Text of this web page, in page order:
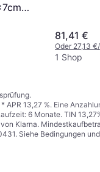
81,41 €
Oder 27,13
1 Shop
APR 13,27 %. Eine
6 Monate. TIN
Klarna.
Siehe Bedingungen